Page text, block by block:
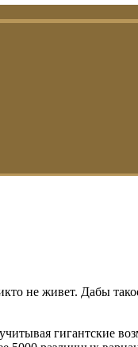
не живет. Дабы
гигантские